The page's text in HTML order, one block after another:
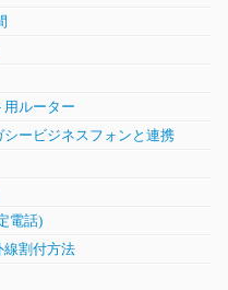
用ルーター
ービジネスフォンと連携
電話)
線割付方法